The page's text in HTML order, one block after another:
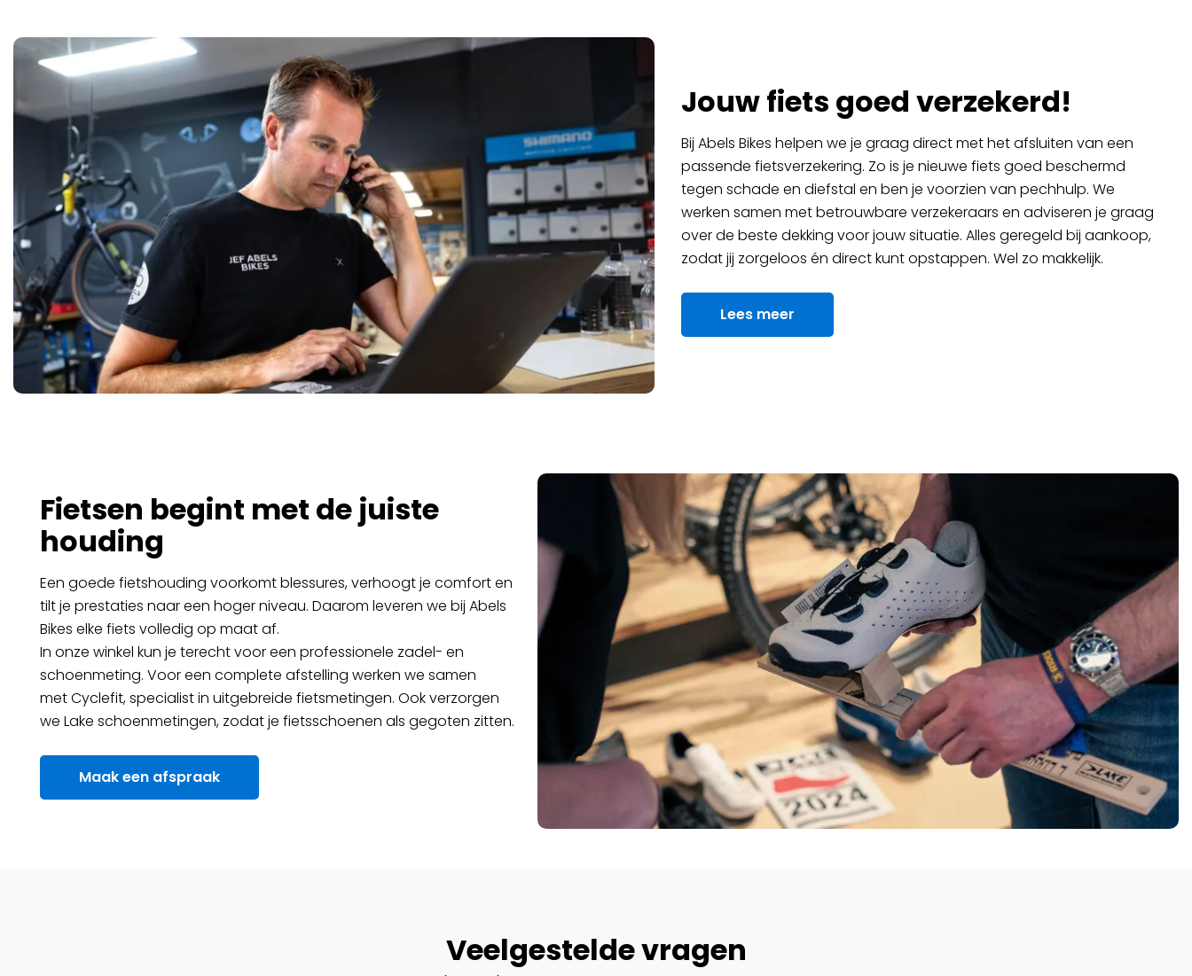
Jouw fiets goed verzekerd!
Bij Abels Bikes helpen we je graag direct met het afsluiten van een
passende fietsverzekering. Zo is je nieuwe fiets goed beschermd
tegen schade en diefstal en ben je voorzien van pechhulp. We
werken samen met betrouwbare verzekeraars en adviseren je graag
over de beste dekking voor jouw situatie. Alles geregeld bij aankoop,
zodat jij zorgeloos én direct kunt opstappen. Wel zo makkelijk.
Lees meer
Fietsen begint met de juiste
houding
Een goede fietshouding voorkomt blessures, verhoogt je comfort en
tilt je prestaties naar een hoger niveau. Daarom leveren we bij Abels
Bikes elke fiets volledig op maat af.
In onze winkel kun je terecht voor een professionele zadel- en
schoenmeting. Voor een complete afstelling werken we samen
met Cyclefit, specialist in uitgebreide fietsmetingen. Ook verzorgen
we Lake schoenmetingen, zodat je fietsschoenen als gegoten zitten.
Maak een afspraak
Veelgestelde vragen